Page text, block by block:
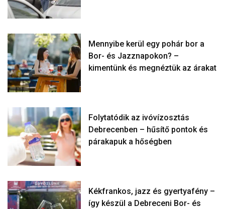
Mennyibe kerül egy pohár bor a
Bor- és Jazznapokon? –
kimentünk és megnéztük az árakat
Folytatódik az ivóvízosztás
Debrecenben – hűsítő pontok és
párakapuk a hőségben
Kékfrankos, jazz és gyertyafény –
így készül a Debreceni Bor- és